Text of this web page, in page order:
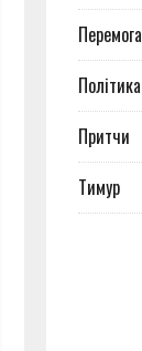
Перемога
Політика
Притчи
Тимур